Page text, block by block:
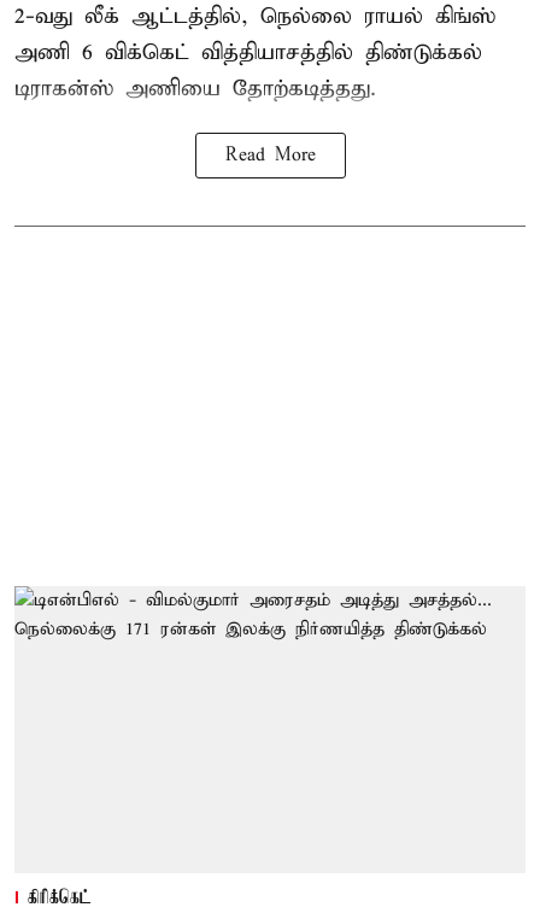
2-வது லீக் ஆட்டத்தில், நெல்லை ராயல் கிங்ஸ்
அணி 6 விக்கெட் வித்தியாசத்தில் திண்டுக்கல்
டிராகன்ஸ் அணியை தோற்கடித்தது.
Read More
கிரிக்கெட்